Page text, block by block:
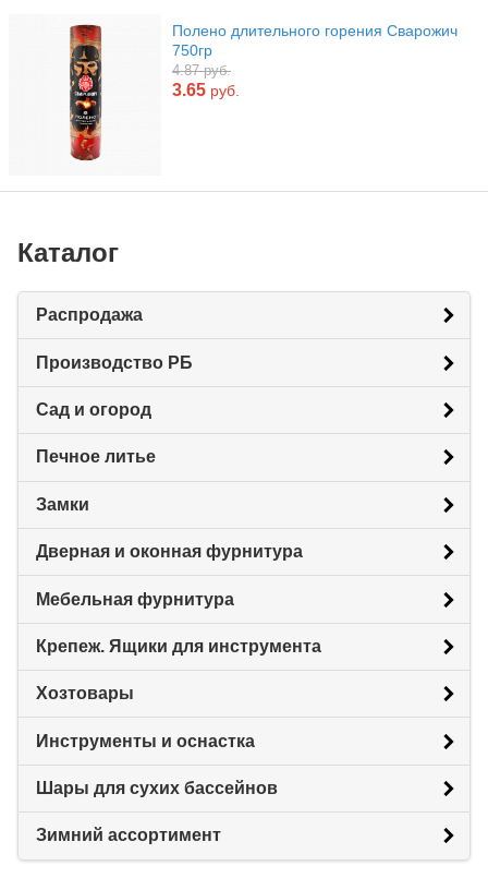
Полено длительного горения Сварожич
750гр
4.87 руб.
3.65 руб.
Каталог
Распродажа
Производство РБ
Сад и огород
Печное литье
Замки
Дверная и оконная фурнитура
Мебельная фурнитура
Крепеж. Ящики для инструмента
Хозтовары
Инструменты и оснастка
Шары для сухих бассейнов
Зимний ассортимент